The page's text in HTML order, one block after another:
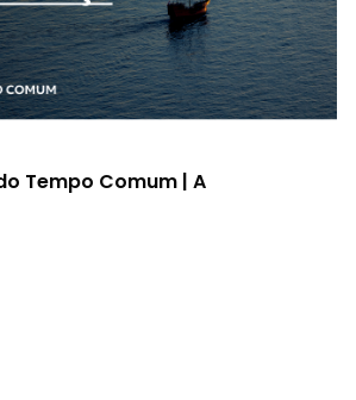
Tempo Comum | A